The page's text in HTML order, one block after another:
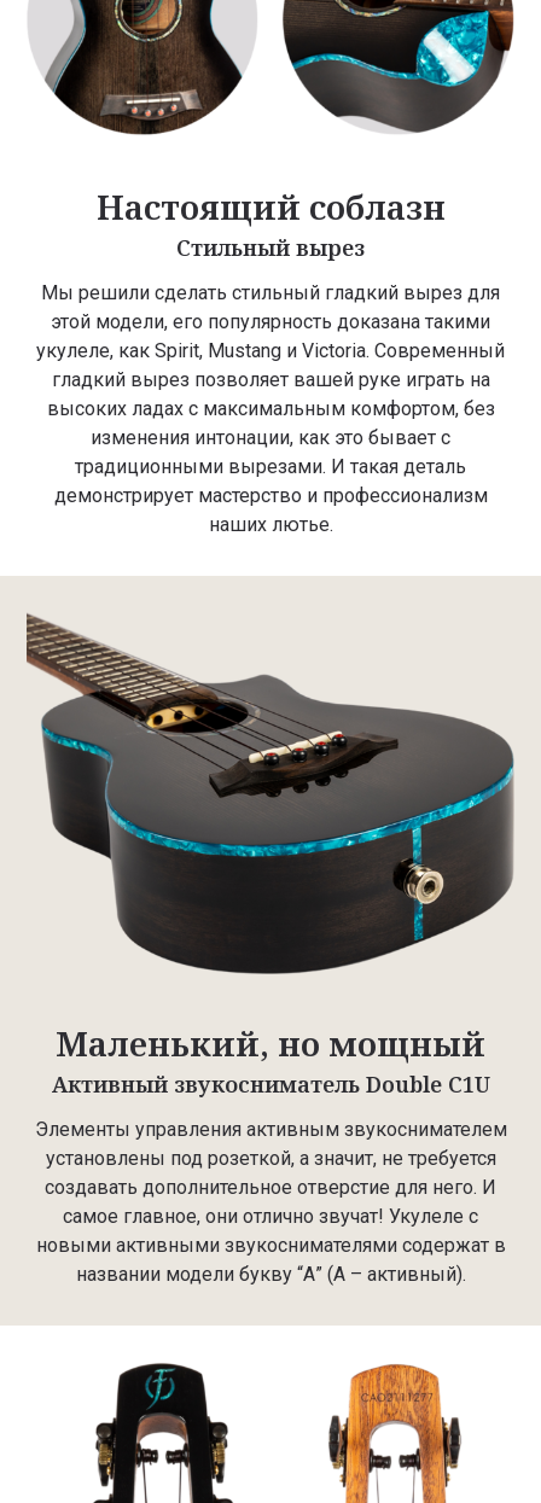
Настоящий соблазн
Стильный вырез
Мы решили сделать стильный гладкий вырез для
этой модели, его популярность доказана такими
укулеле, как Spirit, Mustang и Victoria. Современный
гладкий вырез позволяет вашей руке играть на
высоких ладах с максимальным комфортом, без
изменения интонации, как это бывает с
традиционными вырезами. И такая деталь
демонстрирует мастерство и профессионализм
наших лютье.
Маленький, но мощный
Активный звукосниматель Double C1U
Элементы управления активным звукоснимателем
установлены под розеткой, а значит, не требуется
создавать дополнительное отверстие для него. И
самое главное, они отлично звучат! Укулеле с
новыми активными звукоснимателями содержат в
названии модели букву “А” (А – активный).